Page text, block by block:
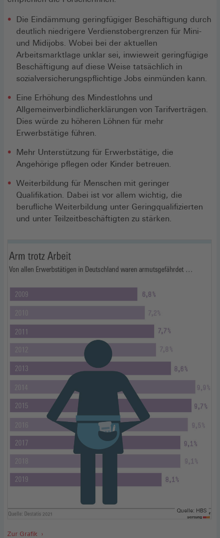
Die Eindämmung geringfügiger Beschäftigung durch
deutlich niedrigere Verdienstobergrenzen für Mini-
und Midijobs. Wobei bei der aktuellen
Arbeitsmarktlage unklar sei, inwieweit geringfügige
Beschäftigung auf diese Weise tatsächlich in
sozialversicherungspflichtige Jobs einmünden kann.
Eine Erhöhung des Mindestlohns und
Allgemeinverbindlicherklärungen von Tarifverträgen.
Dies würde zu höheren Löhnen für mehr
Erwerbstätige führen.
Mehr Unterstützung für Erwerbstätige, die
Angehörige pflegen oder Kinder betreuen.
Weiterbildung für Menschen mit geringer
Qualifikation. Dabei ist vor allem wichtig, die
berufliche Weiterbildung unter Geringqualifizierten
und unter Teilzeitbeschäftigten zu stärken.
Quelle: HBS
Zur Grafik